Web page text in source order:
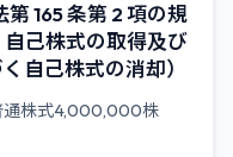
165 条第 2 項の規
己株式の取得及び
自己株式の消却）
通株式4,000,000株